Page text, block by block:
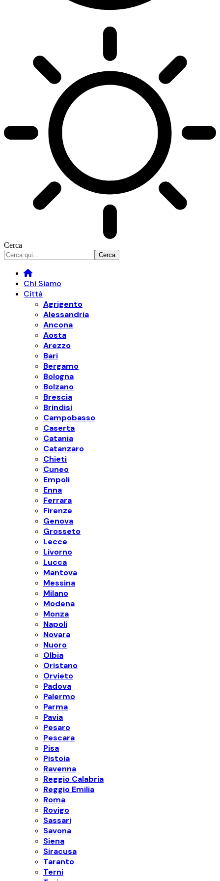
Cerca
Chi Siamo
Città
Agrigento
Alessandria
Ancona
Aosta
Arezzo
Bari
Bergamo
Bologna
Bolzano
Brescia
Brindisi
Campobasso
Caserta
Catania
Catanzaro
Chieti
Cuneo
Empoli
Enna
Ferrara
Firenze
Genova
Grosseto
Lecce
Livorno
Lucca
Mantova
Messina
Milano
Modena
Monza
Napoli
Novara
Nuoro
Olbia
Oristano
Orvieto
Padova
Palermo
Parma
Pavia
Pesaro
Pescara
Pisa
Pistoia
Ravenna
Reggio Calabria
Reggio Emilia
Roma
Rovigo
Sassari
Savona
Siena
Siracusa
Taranto
Terni